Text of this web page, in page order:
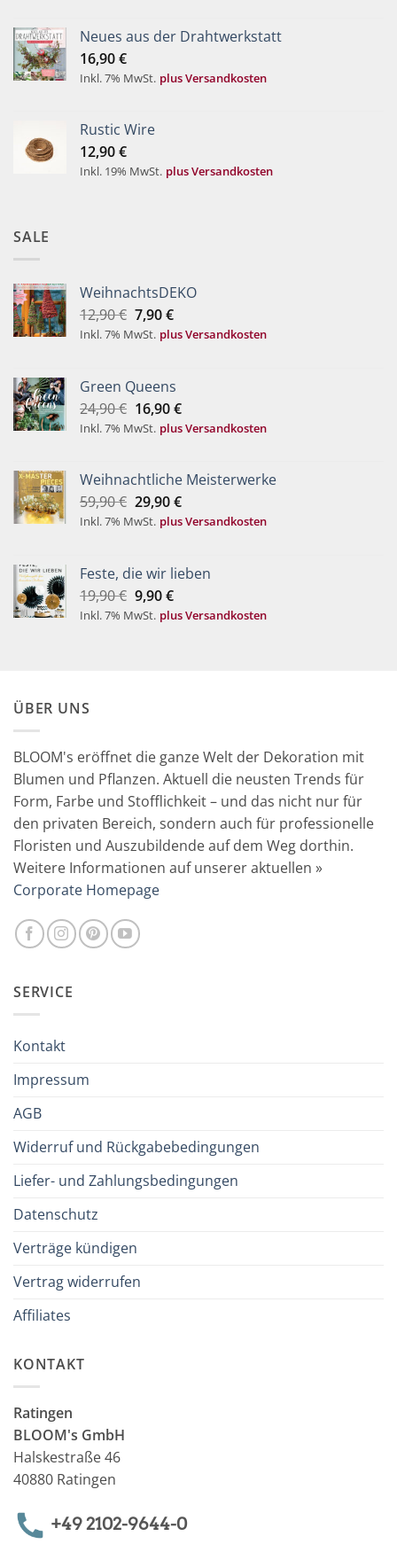
Neues aus der Drahtwerkstatt
16,90€
Inkl. 7% MwSt. plus Versandkosten
Rustic Wire
12,90€
Inkl. 19% MwSt. plus Versandkosten
SALE
WeihnachtsDEKO
12,90€ Ursprünglicher
Preis
7,90€Aktueller
Preis
Inkl. 7% MwSt. plus Versandkosten
Green Queens
24,90€ Ursprünglicher
Preis
16,90€Aktueller
Preis
Inkl. 7% MwSt. plus Versandkosten
Weihnachtliche Meisterwerke
59,90€ Ursprünglicher
Preis
29,90€Aktueller
Preis
Inkl. 7% MwSt. plus Versandkosten
Feste, die wir lieben
19,90€ Ursprünglicher
Preis
9,90€Aktueller
Preis
Inkl. 7% MwSt. plus Versandkosten
ÜBER UNS
BLOOM's eröffnet die ganze Welt der Dekoration mit
Blumen und Pflanzen. Aktuell die neusten Trends für
Form, Farbe und Stofflichkeit – und das nicht nur für
den privaten Bereich, sondern auch für professionelle
Floristen und Auszubildende auf dem Weg dorthin.
Weitere Informationen auf unserer aktuellen »
Corporate Homepage
SERVICE
Kontakt
Impressum
AGB
Widerruf und Rückgabebedingungen
Liefer- und Zahlungsbedingungen
Datenschutz
Verträge kündigen
Vertrag widerrufen
Affiliates
KONTAKT
Ratingen
BLOOM's GmbH
Halskestraße 46
40880 Ratingen
+49 2102-9644-0